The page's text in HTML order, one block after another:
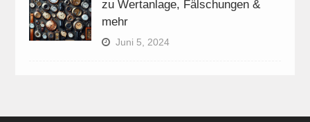
zu Wertanlage, Fälschungen &
mehr
Juni 5, 2024